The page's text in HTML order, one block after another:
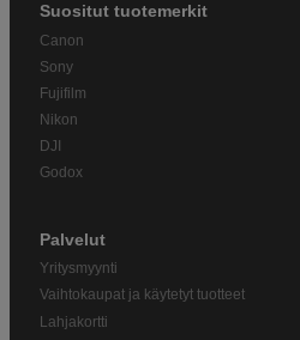
Suositut tuotemerkit
Canon
Sony
Fujifilm
Nikon
DJI
Godox
Palvelut
Yritysmyynti
Vaihtokaupat ja käytetyt tuotteet
Lahjakortti